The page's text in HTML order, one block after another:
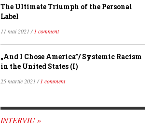
The Ultimate Triumph of the Personal
Label
11 mai 2021 /1 comment
„And I Chose America”/ Systemic Racism
in the United States (I)
25 martie 2021 /1 comment
INTERVIU »